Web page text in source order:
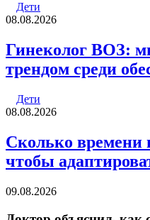
Дети
08.08.2026
Гинеколог ВОЗ:
трендом среди
Дети
08.08.2026
Сколько времени
чтобы
09.08.2026